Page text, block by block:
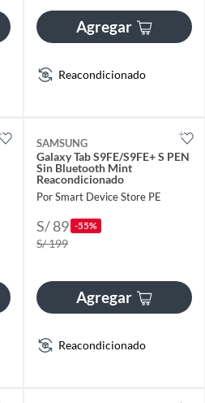
Agregar
Reacondicionado
SAMSUNG
Galaxy Tab S9FE/S9FE+ S PEN
Sin Bluetooth Mint
Reacondicionado
Por Smart Device Store PE
S/ 89 -55%
S/ 199
Agregar
Reacondicionado